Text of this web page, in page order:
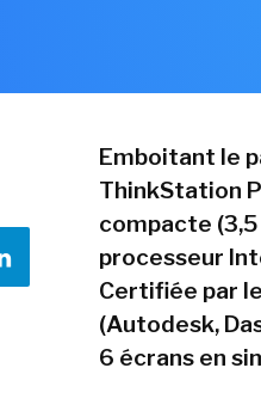
Emboitant le
ThinkStation
compacte
processeur
Certifiée par
(Autodesk,
6 écrans en